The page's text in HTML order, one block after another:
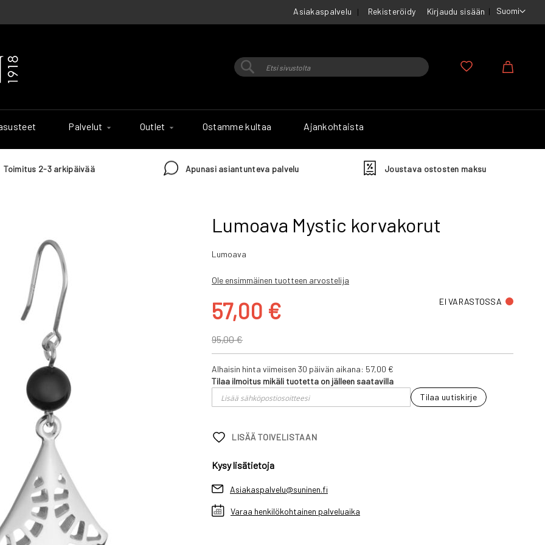
Asiakaspalvelu
Suomi
Rekisteröidy Kirjaudu sisään
Haku
Palvelut Outlet Ostamme kultaa Ajankohtaista
Toimitus 2-3 arkipäivää Apunasi asiantunteva palvelu Joustava ostosten maksu
Lumoava Mystic korvakorut
Lumoava
Ole ensimmäinen tuotteen arvostelija
Tarjoushinta
57,00 €
95,00 €
EI VARASTOSSA
Alhaisin hinta viimeisen 30 päivän aikana: 57,00 €
Tilaa ilmoitus mikäli tuotetta on jälleen saatavilla
Tilaa uutiskirje
LISÄÄ TOIVELISTAAN
Kysy lisätietoja
Asiakaspalvelu@suninen.fi
Varaa henkilökohtainen palveluaika